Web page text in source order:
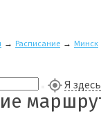
→ Расписание → Минск
Я здесь